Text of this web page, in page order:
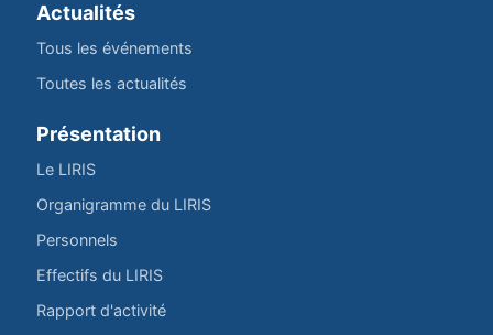
Actualités
Tous les événements
Toutes les actualités
Présentation
Le LIRIS
Organigramme du LIRIS
Personnels
Effectifs du LIRIS
Rapport d'activité